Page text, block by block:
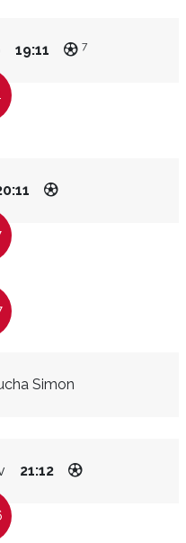
19:11 7
Simon
21:12